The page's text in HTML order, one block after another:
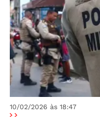
10/02/2026 às 18:47